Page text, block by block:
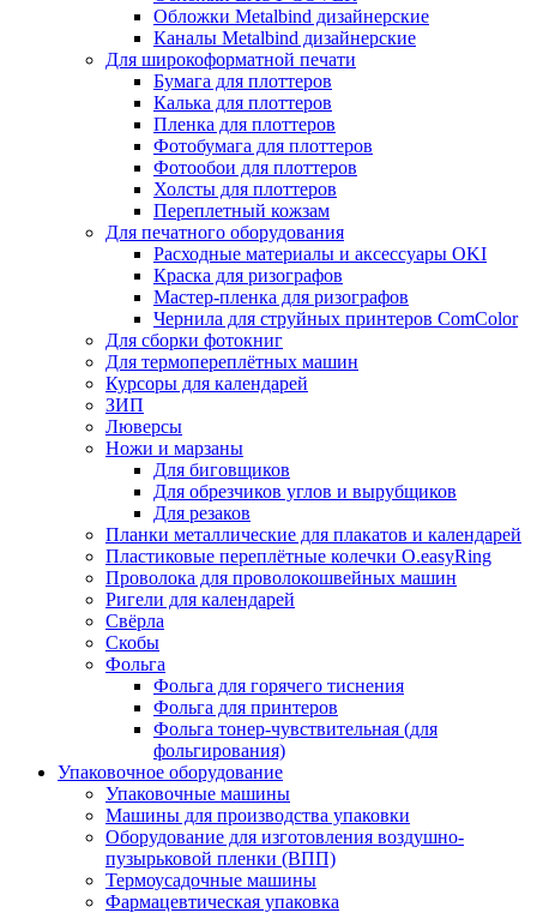
Обложки Metalbind дизайнерские
Каналы Metalbind дизайнерские
Для широкоформатной печати
Бумага для плоттеров
Калька для плоттеров
Пленка для плоттеров
Фотобумага для плоттеров
Фотообои для плоттеров
Холсты для плоттеров
Переплетный кожзам
Для печатного оборудования
Расходные материалы и аксессуары OKI
Краска для ризографов
Мастер-пленка для ризографов
Чернила для струйных принтеров ComColor
Для сборки фотокниг
Для термопереплётных машин
Курсоры для календарей
ЗИП
Люверсы
Ножи и марзаны
Для биговщиков
Для обрезчиков углов и вырубщиков
Для резаков
Планки металлические для плакатов и календарей
Пластиковые переплётные колечки O.easyRing
Проволока для проволокошвейных машин
Ригели для календарей
Свёрла
Скобы
Фольга
Фольга для горячего тиснения
Фольга для принтеров
Фольга тонер-чувствительная (для
фольгирования)
Упаковочное оборудование
Упаковочные машины
Машины для производства упаковки
Оборудование для изготовления воздушно-
пузырьковой пленки (ВПП)
Термоусадочные машины
Фармацевтическая упаковка